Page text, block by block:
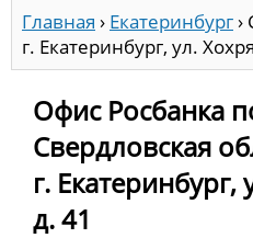
Главная › Екатеринбург›
г. Екатеринбург, ул.
Офис Росбанка
Свердловская
г. Екатеринбург,
д. 41